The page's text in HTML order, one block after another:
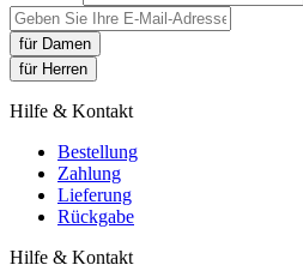
für Damen
für Herren
Hilfe & Kontakt
Bestellung
Zahlung
Lieferung
Rückgabe
Hilfe & Kontakt